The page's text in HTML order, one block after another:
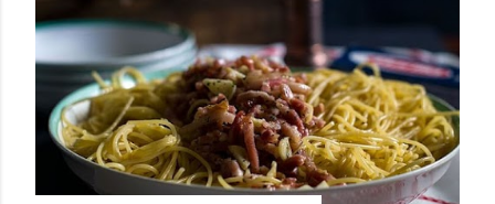
asociar las alubias únicamente a los guisos tradicionales y
copiosos de invierno. Con esta receta simple pero
revolucionaria, transformaremos un ingrediente tan
humilde como la alubia de La Bañeza en un snack ligero,
dorado, cargado de proteína y 100% natural. Es el
sustituto perfecto a los frutos se...